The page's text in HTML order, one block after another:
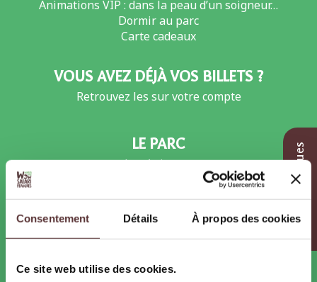
Consentement Détails À propos des cookies
Ce site web utilise des cookies.
Animations VIP : dans la peau d’un soigneur…
Dormir au parc
Carte cadeaux
VOUS AVEZ DÉJÀ VOS BILLETS ?
Retrouvez les sur votre compte
LE PARC
Les Animaux
Nouveautés
Plan du parc
BIODIVERSITÉ / CONSERVATION
Infos pratiques